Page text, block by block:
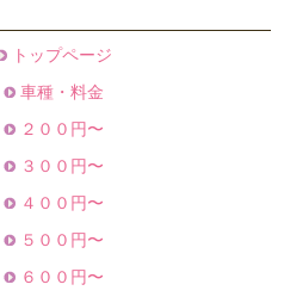
トップページ
車種・料金
２００円〜
３００円〜
４００円〜
５００円〜
６００円〜